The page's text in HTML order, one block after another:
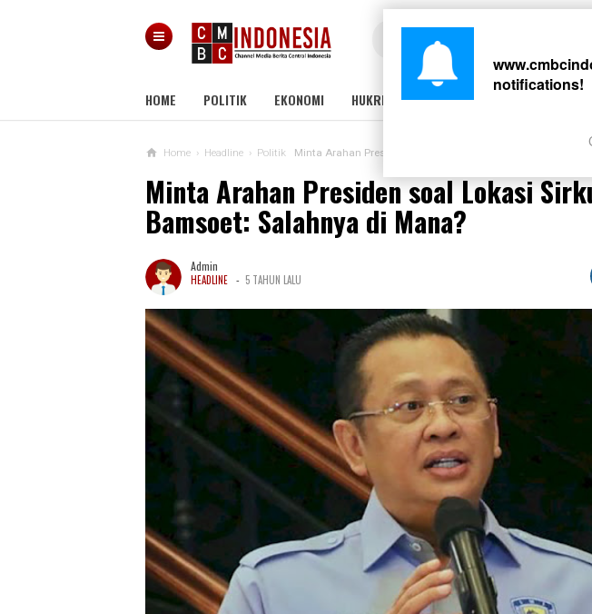
HOME POLITIK EKONOMI HUKRIM PERISTIWA
Home › Headline › Politik Minta Arahan Presiden soal Lokasi Sirkuit Formula E,
Minta Arahan Presiden soal Lokasi
Bamsoet: Salahnya di Mana?
Admin
HEADLINE - 5 TAHUN LALU
notifications!